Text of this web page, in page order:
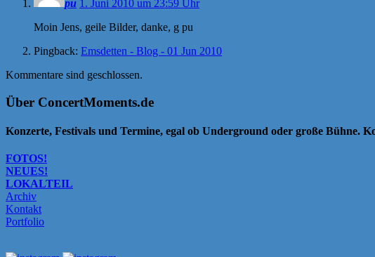
pu 1. Juni 2010 um 23:59 Uhr
Moin Jens, geile Bilder, danke, g pu
Pingback: Emsdetten - Blog - 01 Jun 2010
Kommentare sind geschlossen.
Über ConcertMoments.de
Konzerte, Festivals und Termine, egal ob Underground oder große Bühne.
FOTOS!
NEUES!
LOKALTEIL
Archiv
Kontakt
Portfolio